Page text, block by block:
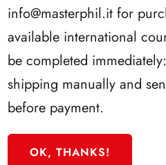
info@masterphil.it for
available international
be completed
shipping manually and
before payment.
OK, THANKS!